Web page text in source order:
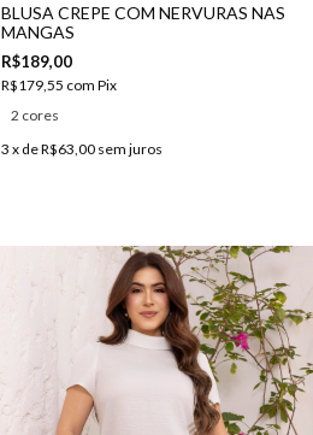
BLUSA CREPE COM NERVURAS NAS
MANGAS
R$189,00
R$179,55 com Pix
2 cores
3 x deR$63,00 sem juros